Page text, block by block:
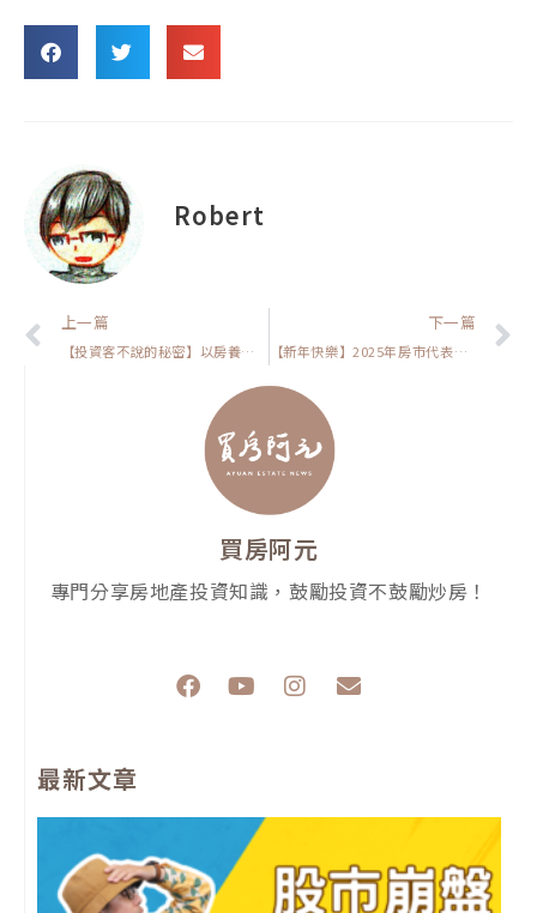
Robert
上一頁
上一篇
【投資客不說的秘密】以房養老房子必看！教你避開銀行最怕的「屋齡陷阱」
下一篇
【新年快樂】2025年房市代表字『硬』曝光！五大支撐+政府維穩，自住投資客都該掌握的未來走向
買房阿元
專門分享房地產投資知識，鼓勵投資不鼓勵炒房！
F
a
o
Y
e
I
r
m
E
p
最新文章